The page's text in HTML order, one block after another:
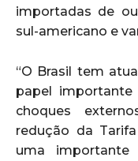
importadas de
sul-americano e
“O Brasil tem
papel
choques
redução da
uma